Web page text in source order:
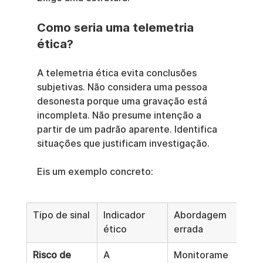
Como seria uma telemetria
ética?
A telemetria ética evita conclusões
subjetivas. Não considera uma pessoa
desonesta porque uma gravação está
incompleta. Não presume intenção a
partir de um padrão aparente. Identifica
situações que justificam investigação.
Eis um exemplo concreto:
Tipo de sinal
Indicador
ético
Abordagem
errada
Risco de
A
Monitorame